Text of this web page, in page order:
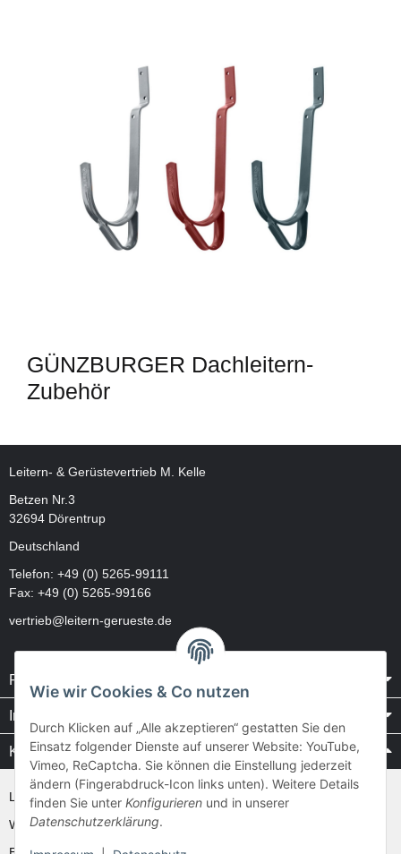
GÜNZBURGER Dachleitern-
Zubehör
Leitern- & Gerüstevertrieb M. Kelle
Betzen Nr.3
32694 Dörentrup
Deutschland
Telefon: +49 (0) 5265-99111
Fax: +49 (0) 5265-99166
vertrieb@leitern-gerueste.de
Rechtliches
Informationen
Kataloge / Videos
Layher Videos und Downloads
WAKÜ
Wie wir Cookies & Co nutzen
Durch Klicken auf „Alle akzeptieren“ gestatten Sie den
Einsatz folgender Dienste auf unserer Website: YouTube,
Vimeo, ReCaptcha. Sie können die Einstellung jederzeit
ändern (Fingerabdruck-Icon links unten). Weitere Details
finden Sie unter Konfigurieren und in unserer
Datenschutzerklärung.